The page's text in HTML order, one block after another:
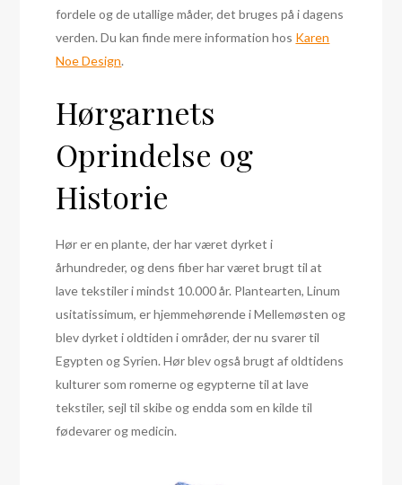
fordele og de utallige måder, det bruges på i dagens
verden. Du kan finde mere information hos Karen
Noe Design.
Hørgarnets
Oprindelse og
Historie
Hør er en plante, der har været dyrket i
århundreder, og dens fiber har været brugt til at
lave tekstiler i mindst 10.000 år. Plantearten, Linum
usitatissimum, er hjemmehørende i Mellemøsten og
blev dyrket i oldtiden i områder, der nu svarer til
Egypten og Syrien. Hør blev også brugt af oldtidens
kulturer som romerne og egypterne til at lave
tekstiler, sejl til skibe og endda som en kilde til
fødevarer og medicin.